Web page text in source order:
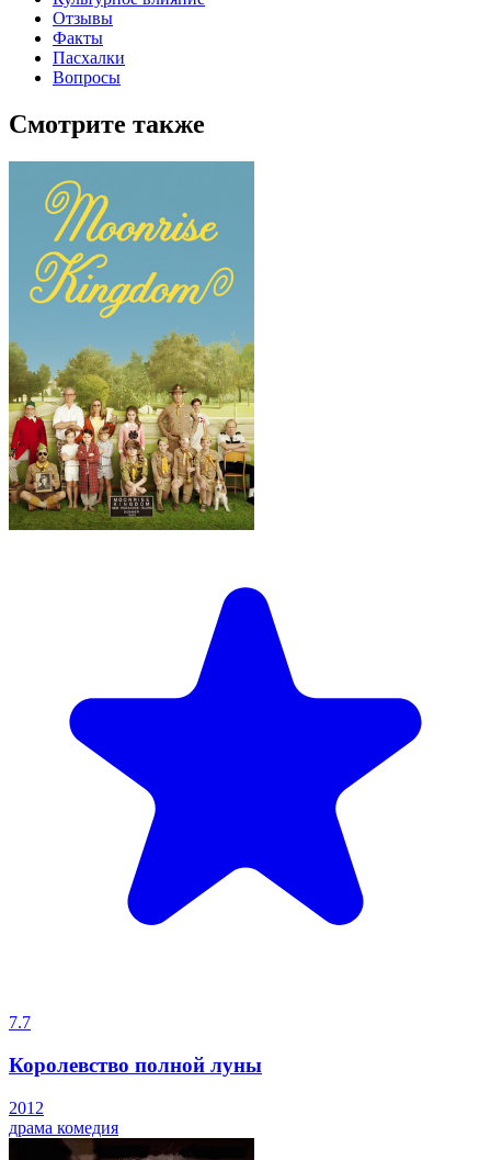
Отзывы
Факты
Пасхалки
Вопросы
Смотрите также
7.7
Королевство полной луны
2012
драма комедия